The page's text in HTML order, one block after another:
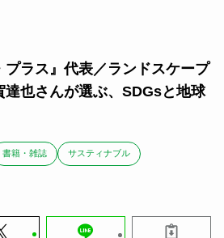
プラス』代表／ランドスケープ
達也さんが選ぶ、SDGsと地球
書籍・雑誌 サスティナブル